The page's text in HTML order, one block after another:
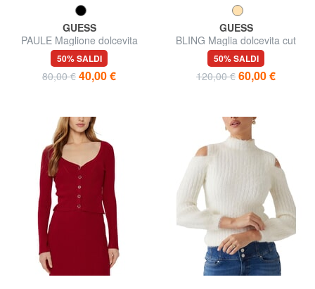
GUESS
PAULE Maglione dolcevita
50% SALDI
80,00 € 40,00 €
GUESS
BLING Maglia dolcevita cut
out strass polsini
50% SALDI
120,00 € 60,00 €